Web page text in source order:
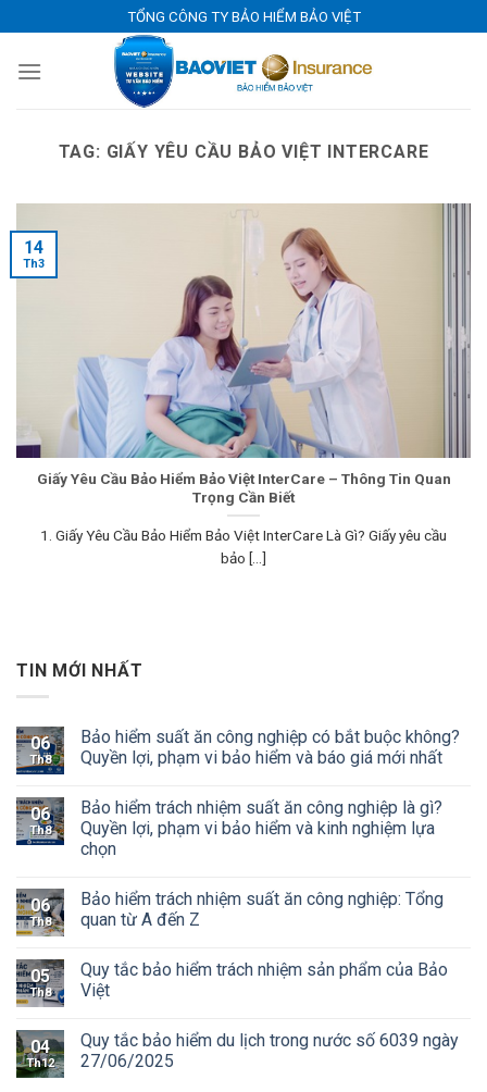
to
content
TỔNG CÔNG TY BẢO HIỂM BẢO VIỆT
TAG: GIẤY YÊU CẦU BẢO VIỆT INTERCARE
Giấy Yêu Cầu Bảo Hiểm Bảo Việt InterCare – Thông Tin Quan
Trọng Cần Biết
1. Giấy Yêu Cầu Bảo Hiểm Bảo Việt InterCare Là Gì? Giấy yêu cầu
bảo [...]
14
Th3
TIN MỚI NHẤT
06
Th8
Bảo hiểm suất ăn công nghiệp có bắt buộc không?
Quyền lợi, phạm vi bảo hiểm và báo giá mới nhất
06
Th8
Bảo hiểm trách nhiệm suất ăn công nghiệp là gì?
Quyền lợi, phạm vi bảo hiểm và kinh nghiệm lựa
chọn
06
Th8
Bảo hiểm trách nhiệm suất ăn công nghiệp: Tổng
quan từ A đến Z
05
Th8
Quy tắc bảo hiểm trách nhiệm sản phẩm của Bảo
Việt
04
Th12
Quy tắc bảo hiểm du lịch trong nước số 6039 ngày
27/06/2025